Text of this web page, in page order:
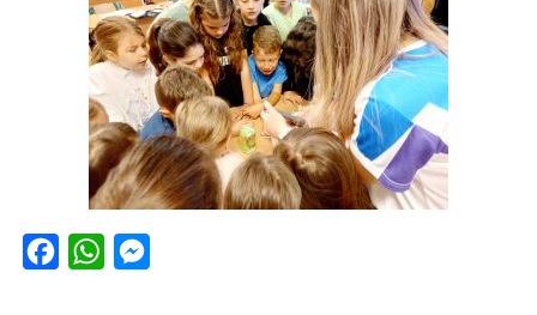
FacebookWhatsApp